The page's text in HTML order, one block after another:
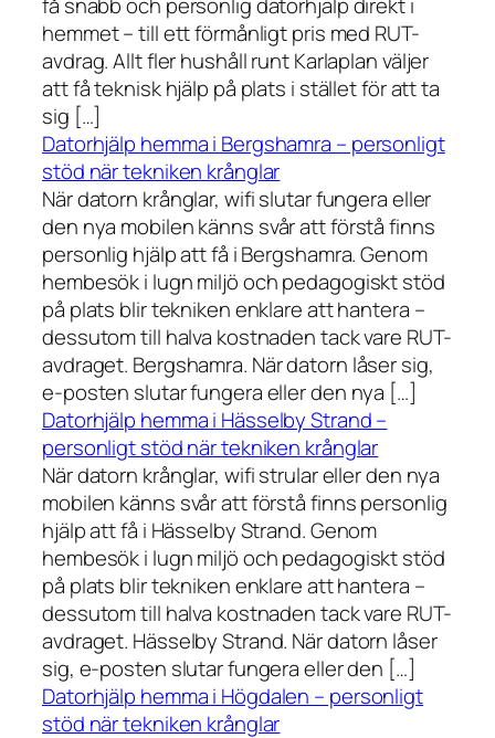
få snabb och personlig datorhjälp direkt i
hemmet – till ett förmånligt pris med RUT-
avdrag. Allt fler hushåll runt Karlaplan väljer
att få teknisk hjälp på plats i stället för att ta
sig […]
Datorhjälp hemma i Bergshamra – personligt
stöd när tekniken krånglar
När datorn krånglar, wifi slutar fungera eller
den nya mobilen känns svår att förstå finns
personlig hjälp att få i Bergshamra. Genom
hembesök i lugn miljö och pedagogiskt stöd
på plats blir tekniken enklare att hantera –
dessutom till halva kostnaden tack vare RUT-
avdraget. Bergshamra. När datorn låser sig,
e-posten slutar fungera eller den nya […]
Datorhjälp hemma i Hässelby Strand –
personligt stöd när tekniken krånglar
När datorn krånglar, wifi strular eller den nya
mobilen känns svår att förstå finns personlig
hjälp att få i Hässelby Strand. Genom
hembesök i lugn miljö och pedagogiskt stöd
på plats blir tekniken enklare att hantera –
dessutom till halva kostnaden tack vare RUT-
avdraget. Hässelby Strand. När datorn låser
sig, e-posten slutar fungera eller den […]
Datorhjälp hemma i Högdalen – personligt
stöd när tekniken krånglar